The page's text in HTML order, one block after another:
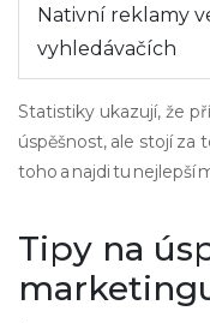
Nativní reklamy
vyhledávačích
Statistiky ukazují, že
úspěšnost, ale stojí za
toho a najdi tu nejlepší
Tipy na